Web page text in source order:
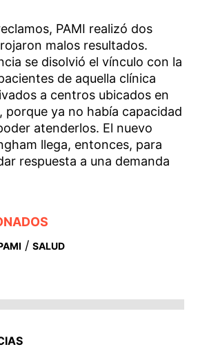
PAMI realizó dos
malos resultados.
se disolvió el vínculo con la
de aquella clínica
a centros ubicados en
porque ya no había capacidad
atenderlos. El nuevo
llega, entonces, para
respuesta a una demanda
/ SALUD